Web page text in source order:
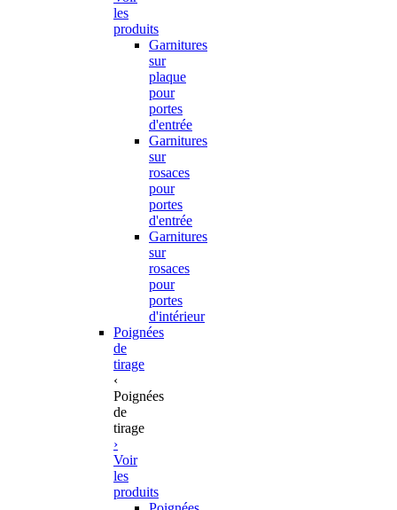
les
produits
Garnitures
sur
plaque
pour
portes
d'entrée
Garnitures
sur
rosaces
pour
portes
d'entrée
Garnitures
sur
rosaces
pour
portes
d'intérieur
Poignées
de
tirage
‹
Poignées
de
tirage
›
Voir
les
produits